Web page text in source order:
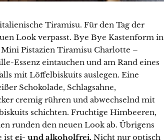
Tiramisu. Für den Tag der
Look verpasst. Bye Bye Kastenform in
Pistazien Tiramisu Charlotte –
mit Löffelbiskuits auslegen. Eine
Schokolade, Schlagsahne,
cremig rühren und abwechselnd mit
schichten. Fruchtige Himbeeren,
runden den neuen Look ab. Übrigens
ist ei- und alkoholfrei. Nicht nur optisch